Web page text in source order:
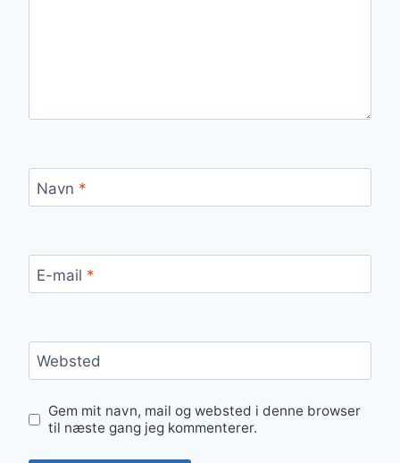
Navn *
E-mail *
Websted
Gem mit navn, mail og websted i denne browser
til næste gang jeg kommenterer.